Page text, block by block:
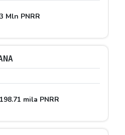
Mln PNRR
mila PNRR